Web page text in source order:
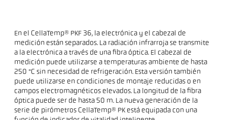
En el CellaTemp® PKF 36, la electrónica y el cabezal de
medición están separados. La radiación infrarroja se transmite
a la electrónica a través de una fibra óptica. El cabezal de
medición puede utilizarse a temperaturas ambiente de hasta
250 °C sin necesidad de refrigeración. Esta versión también
puede utilizarse en condiciones de montaje reducidas o en
campos electromagnéticos elevados. La longitud de la fibra
óptica puede ser de hasta 50 m. La nueva generación de la
serie de pirómetros CellaTemp® PK está equipada con una